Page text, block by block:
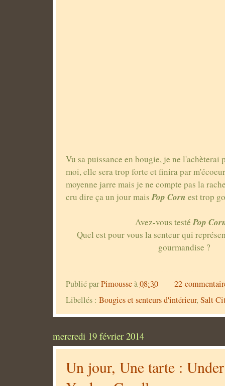
Vu sa puissance en bougie, je ne l'achèterai
moi, elle sera trop forte et finira par
moyenne jarre mais je ne compte pas la
cru dire ça un jour maisPop Corn est trop
Avez-vous testéPop
Quel est pour vous la senteur qui
gourmandise ?
Publié parPimousseà08:30
22
Libellés : Bougies et senteurs d'intérieur, Salt
mercredi 19 février 2014
Un jour, Une tarte :